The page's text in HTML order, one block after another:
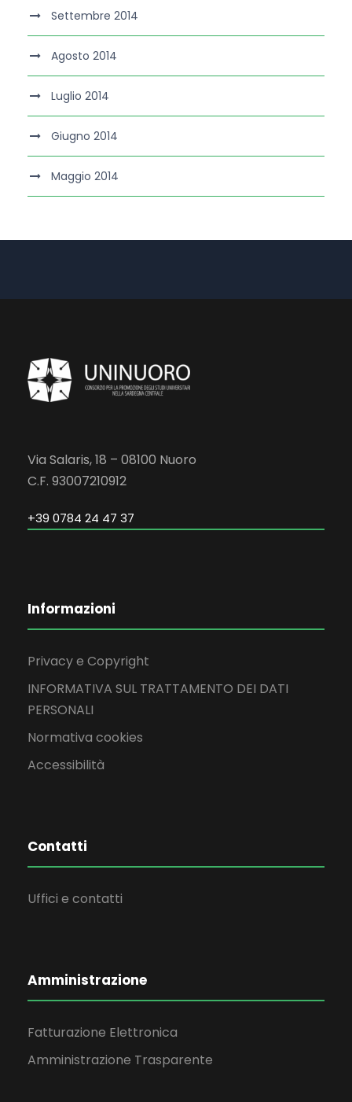
Settembre 2014
Agosto 2014
Luglio 2014
Giugno 2014
Maggio 2014
Via Salaris, 18 – 08100 Nuoro
C.F. 93007210912
+39 0784 24 47 37
Informazioni
Privacy e Copyright
INFORMATIVA SUL TRATTAMENTO DEI DATI
PERSONALI
Normativa cookies
Accessibilità
Contatti
Uffici e contatti
Amministrazione
Fatturazione Elettronica
Amministrazione Trasparente